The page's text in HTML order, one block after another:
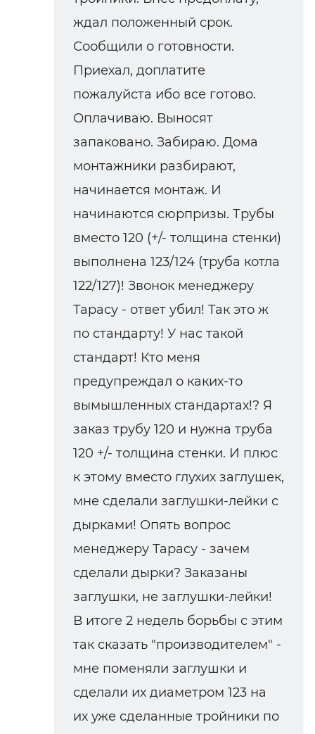
ждал положенный срок.
Сообщили о готовности.
Приехал, доплатите
пожалуйста ибо все готово.
Оплачиваю. Выносят
запаковано. Забираю. Дома
монтажники разбирают,
начинается монтаж. И
начинаются сюрпризы. Трубы
вместо 120 (+/- толщина стенки)
выполнена 123/124 (труба котла
122/127)! Звонок менеджеру
Тарасу - ответ убил! Так это ж
по стандарту! У нас такой
стандарт! Кто меня
предупреждал о каких-то
вымышленных стандартах!? Я
заказ трубу 120 и нужна труба
120 +/- толщина стенки. И плюс
к этому вместо глухих заглушек,
мне сделали заглушки-лейки с
дырками! Опять вопрос
менеджеру Тарасу - зачем
сделали дырки? Заказаны
заглушки, не заглушки-лейки!
В итоге 2 недель борьбы с этим
так сказать "производителем" -
мне поменяли заглушки и
сделали их диаметром 123 на
их уже сделанные тройники по